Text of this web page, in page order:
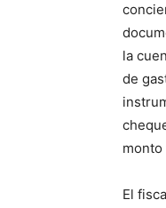
la
de
monto
El